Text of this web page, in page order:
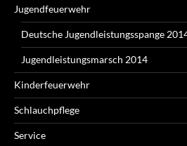
Jugendfeuerwehr
Deutsche Jugendleistungsspange
Jugendleistungsmarsch 2014
Kinderfeuerwehr
Schlauchpflege
Service